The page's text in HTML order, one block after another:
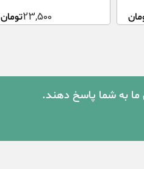
23,500تومان
ما به شما پاسخ دهند.